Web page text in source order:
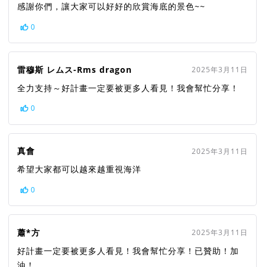
感謝你們，讓大家可以好好的欣賞海底的景色~~
0
雷穆斯 レムス-Rms dragon 2025年3月11日
全力支持～好計畫一定要被更多人看見！我會幫忙分享！
0
真會 2025年3月11日
希望大家都可以越來越重視海洋
0
蕭*方 2025年3月11日
好計畫一定要被更多人看見！我會幫忙分享！已贊助！加